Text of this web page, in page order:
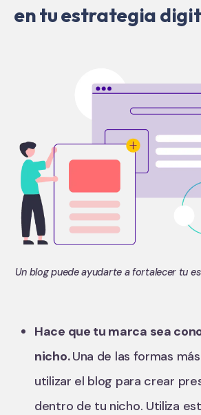
en tu estrategia
Un blog puede ayudarte a fortalecer tu
Hace que tu marca sea
nicho.Una de las formas
utilizar el blog para crear
dentro de tu nicho. Utiliza